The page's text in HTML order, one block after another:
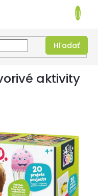
Hľadať
KOŠÍK
aktivity